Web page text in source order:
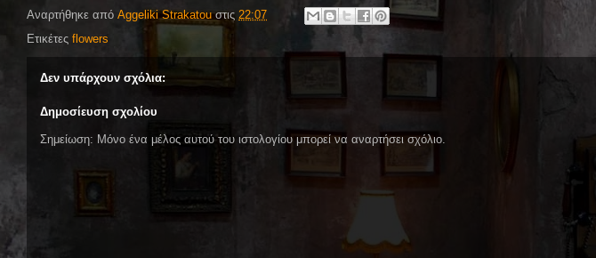
Αναρτήθηκε από Aggeliki Strakatou στις 22:07
Ετικέτες flowers
Δεν υπάρχουν σχόλια:
Δημοσίευση σχολίου
Σημείωση: Μόνο ένα μέλος αυτού του ιστολογίου μπορεί να αναρτήσει σχόλιο.